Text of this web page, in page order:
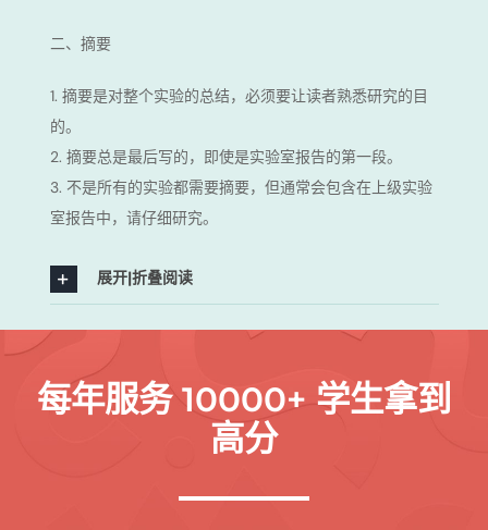
二、摘要
1. 摘要是对整个实验的总结，必须要让读者熟悉研究的目
的。
2. 摘要总是最后写的，即使是实验室报告的第一段。
3. 不是所有的实验都需要摘要，但通常会包含在上级实验
室报告中，请仔细研究。
展开|折叠阅读
每年服务 10000+ 学生拿到
高分